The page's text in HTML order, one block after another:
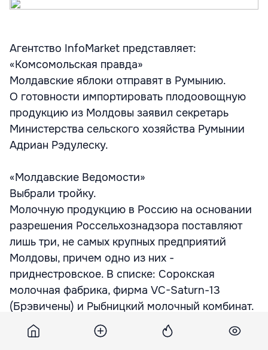
Агентство InfoMarket представляет:
«Комсомольская правда»
Молдавские яблоки отправят в Румынию.
О готовности импортировать плодоовощную
продукцию из Молдовы заявил секретарь
Министерства сельского хозяйства Румынии
Адриан Рэдулеску.
«Молдавские Ведомости»
Выбрали тройку.
Молочную продукцию в Россию на основании
разрешения Россельхознадзора поставляют
лишь три, не самых крупных предприятий
Молдовы, причем одно из них -
приднестровское. В списке: Сорокская
молочная фабрика, фирма VC-Saturn-13
(Брэвичены) и Рыбницкий молочный комбинат.
«Timpul»